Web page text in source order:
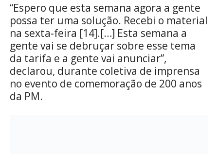
“Espero que esta semana agora a gente
possa ter uma solução. Recebi o material
na sexta-feira [14].[…] Esta semana a
gente vai se debruçar sobre esse tema
da tarifa e a gente vai anunciar”,
declarou, durante coletiva de imprensa
no evento de comemoração de 200 anos
da PM.